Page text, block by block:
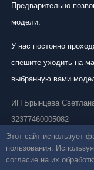
Предварительно
модели.
У нас постонно
спешите уходить на
выбранную вами
ИП Брынцева
Этот сайт использует
пользования.
согласие на их